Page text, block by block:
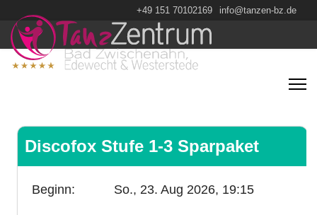
+49 151 70102169 info@tanzen-bz.de
Discofox Stufe 1-3 Sparpaket
Beginn: So., 23. Aug 2026, 19:15